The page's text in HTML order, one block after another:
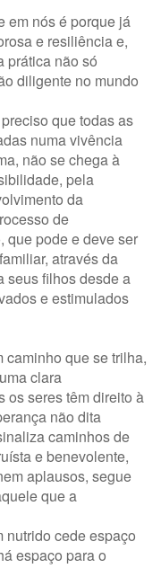
em nós é porque já
e resiliência e,
prática não só
diligente no mundo
que todas as
numa vivência
não se chega à
pela
da
de
que pode e deve ser
através da
seus filhos desde a
e estimulados
caminho que se trilha,
clara
os seres têm direito à
não dita
caminhos de
e benevolente,
aplausos, segue
que a
nutrido cede espaço
espaço para o